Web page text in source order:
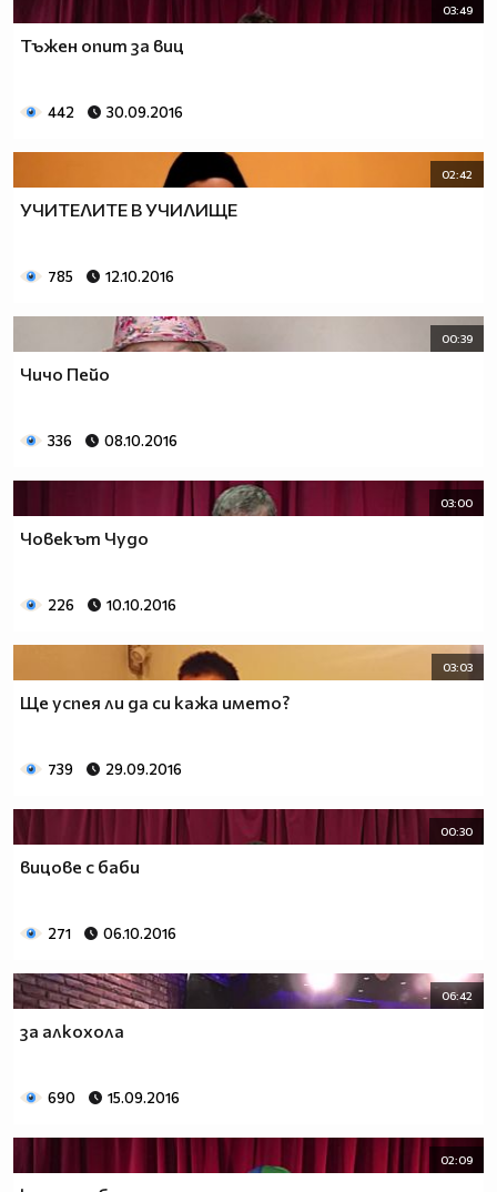
03:49
Тъжен опит за виц
442 30.09.2016
02:42
УЧИТЕЛИТЕ В УЧИЛИЩЕ
785 12.10.2016
00:39
Чичо Пейо
336 08.10.2016
03:00
Човекът Чудо
226 10.10.2016
03:03
Ще успея ли да си кажа името?
739 29.09.2016
00:30
вицове с баби
271 06.10.2016
06:42
за алкохола
690 15.09.2016
02:09